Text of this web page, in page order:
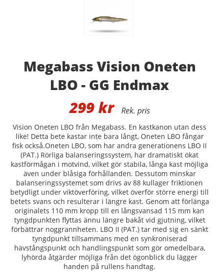
Megabass Vision Oneten
LBO - GG Endmax
299kr
Vision Oneten LBO från Megabass. En kastkanon utan dess
like! Detta bete kastar inte bara långt, Oneten LBO fångar
fisk också.Oneten LBO, som har andra generationens LBO II
(PAT.) Rörliga balanseringssystem, har dramatiskt ökat
kastförmågan i motvind, vilket gör stabila, långa kast möjliga
även under blåsiga förhållanden. Dessutom minskar
balanseringssystemet som drivs av 88 kullager friktionen
betydligt under viktöverföring, vilket överför större energi till
betets svans och resulterar i längre kast. Genom att förlänga
originalets 110 mm kropp till en långsvansad 115 mm kan
tyngdpunkten flyttas ännu längre bakåt vid gjutning, vilket
förbättrar noggrannheten. LBO II (PAT.) tar med sig en sänkt
tyngdpunkt tillsammans med en synkroniserad
hävstångspunkt och handlingspunkt som gör omedelbara,
lyhörda åtgärder möjliga från det ögonblick du lägger
handen på rullens handtag.